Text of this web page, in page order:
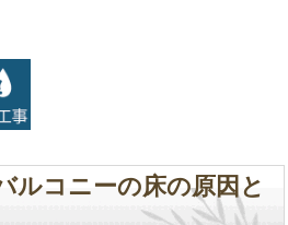
ルコニーの床の原因と